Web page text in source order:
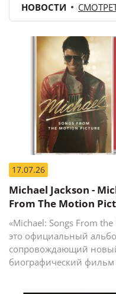
НОВОСТИ
17.07.26
Michael Jackson -
From The Motion
«Michael: Songs From
это официальный
сопровождающий
биографический фильм